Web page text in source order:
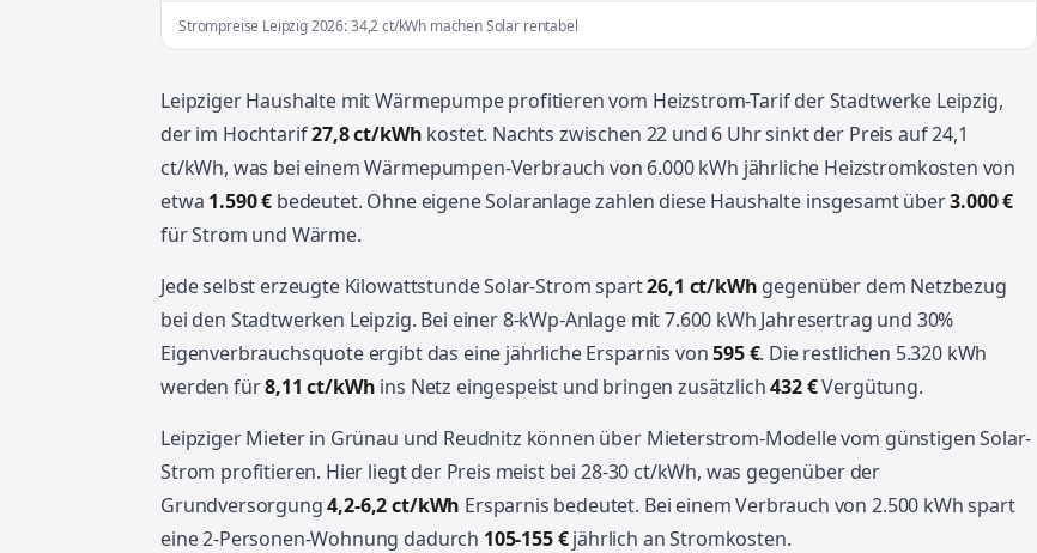
Strompreise Leipzig 2026: 34,2 ct/kWh machen Solar rentabel
Leipziger Haushalte mit Wärmepumpe profitieren vom Heizstrom-Tarif der Stadtwerke Leipzig,
der im Hochtarif27,8 ct/kWh kostet. Nachts zwischen 22 und 6 Uhr sinkt der Preis auf 24,1
ct/kWh, was bei einem Wärmepumpen-Verbrauch von 6.000 kWh jährliche Heizstromkosten von
etwa 1.590 € bedeutet. Ohne eigene Solaranlage zahlen diese Haushalte insgesamt über3.000 €
für Strom und Wärme.
Jede selbst erzeugte Kilowattstunde Solar-Strom spart26,1 ct/kWh gegenüber dem Netzbezug
bei den Stadtwerken Leipzig. Bei einer 8-kWp-Anlage mit 7.600 kWh Jahresertrag und 30%
Eigenverbrauchsquote ergibt das eine jährliche Ersparnis von595 €. Die restlichen 5.320 kWh
werden für8,11 ct/kWh ins Netz eingespeist und bringen zusätzlich432 €Vergütung.
Leipziger Mieter in Grünau und Reudnitz können über Mieterstrom-Modelle vom günstigen Solar-
Strom profitieren. Hier liegt der Preis meist bei 28-30 ct/kWh, was gegenüber der
Grundversorgung4,2-6,2 ct/kWh Ersparnis bedeutet. Bei einem Verbrauch von 2.500 kWh spart
eine 2-Personen-Wohnung dadurch 105-155 €jährlich an Stromkosten.